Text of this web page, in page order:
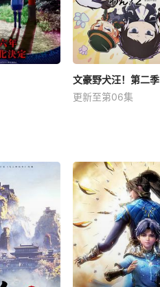
文豪野犬汪！第二季
更新至第06集